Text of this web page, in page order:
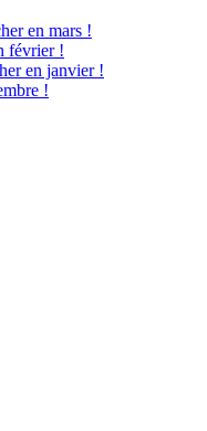
en mars !
février !
en janvier !
!